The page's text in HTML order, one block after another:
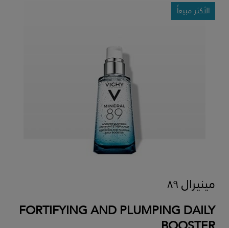
الأكثر مبيعاً
مينيرال ٨٩
FORTIFYING AND PLUMPING DAILY